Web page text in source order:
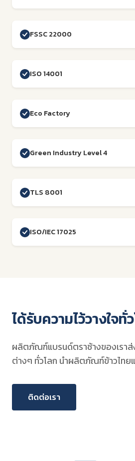
FSSC 22000
ISO 14001
Eco Factory
Green Industry Level 4
TLS 8001
ISO/IEC 17025
ได้รับความไว้วางใจทั่
ผลิตภัณฑ์แบรนด์ตราช้างของเราส่
ต่างๆ ทั่วโลก นำผลิตภัณฑ์ข้าวไทย
ติดต่อเรา